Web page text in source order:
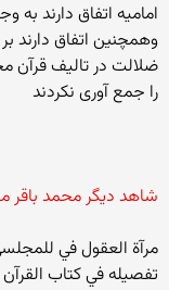
امامیه اتفاق دارند
وهمچنین اتفاق دارند
ضلالت در تالیف قرآن
را جمع آوری نکردند
شاهد دیگر محمد باقر
تفصيله في كتاب القرآن